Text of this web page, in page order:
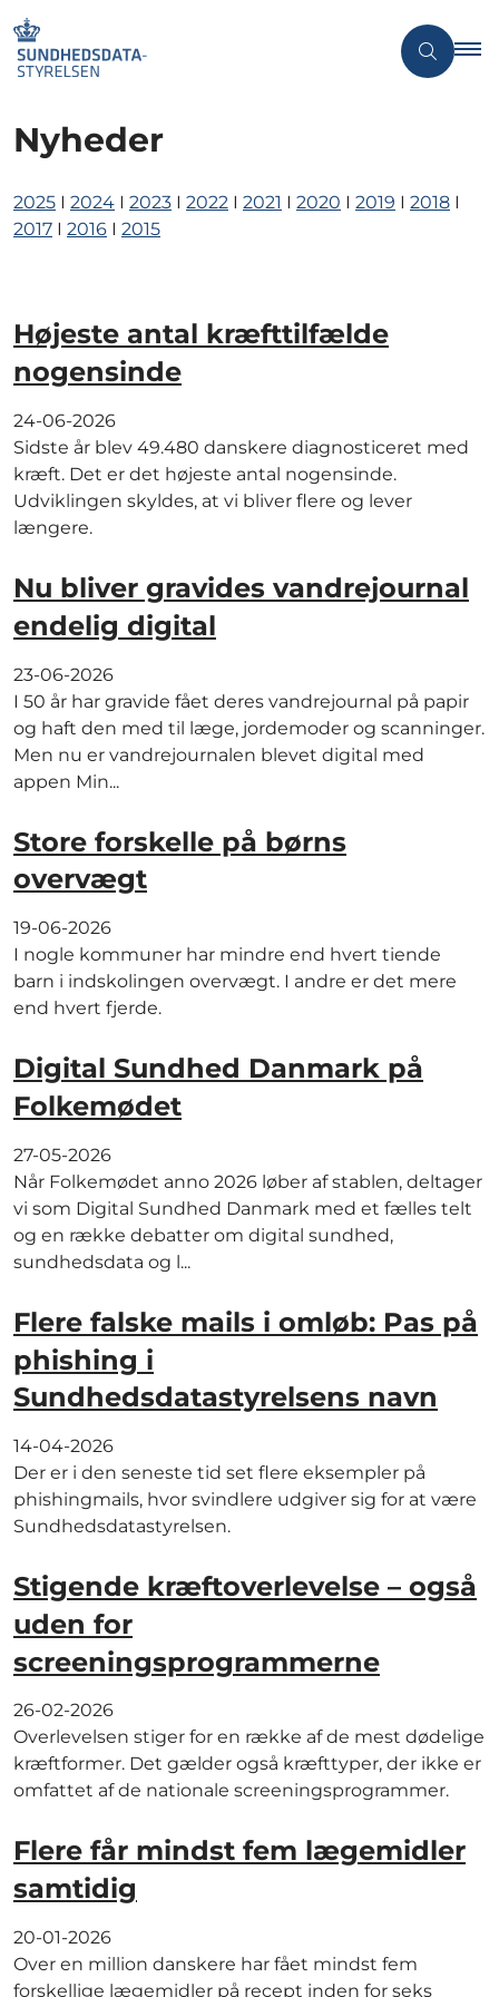
Nyheder
2025 I 2024 I 2023 I 2022 I 2021 I 2020 I 2019 I 2018 I
2017 I 2016 I 2015
Højeste antal kræfttilfælde
nogensinde
24-06-2026
Sidste år blev 49.480 danskere diagnosticeret med
kræft. Det er det højeste antal nogensinde.
Udviklingen skyldes, at vi bliver flere og lever
længere.
Nu bliver gravides vandrejournal
endelig digital
23-06-2026
I 50 år har gravide fået deres vandrejournal på papir
og haft den med til læge, jordemoder og scanninger.
Men nu er vandrejournalen blevet digital med
appen Min...
Store forskelle på børns
overvægt
19-06-2026
I nogle kommuner har mindre end hvert tiende
barn i indskolingen overvægt. I andre er det mere
end hvert fjerde.
Digital Sundhed Danmark på
Folkemødet
27-05-2026
Når Folkemødet anno 2026 løber af stablen, deltager
vi som Digital Sundhed Danmark med et fælles telt
og en række debatter om digital sundhed,
sundhedsdata og l...
Flere falske mails i omløb: Pas på
phishing i
Sundhedsdatastyrelsens navn
14-04-2026
Der er i den seneste tid set flere eksempler på
phishingmails, hvor svindlere udgiver sig for at være
Sundhedsdatastyrelsen.
Stigende kræftoverlevelse – også
uden for
screeningsprogrammerne
26-02-2026
Overlevelsen stiger for en række af de mest dødelige
kræftformer. Det gælder også kræfttyper, der ikke er
omfattet af de nationale screeningsprogrammer.
Flere får mindst fem lægemidler
samtidig
20-01-2026
Over en million danskere har fået mindst fem
forskellige lægemidler på recept inden for seks